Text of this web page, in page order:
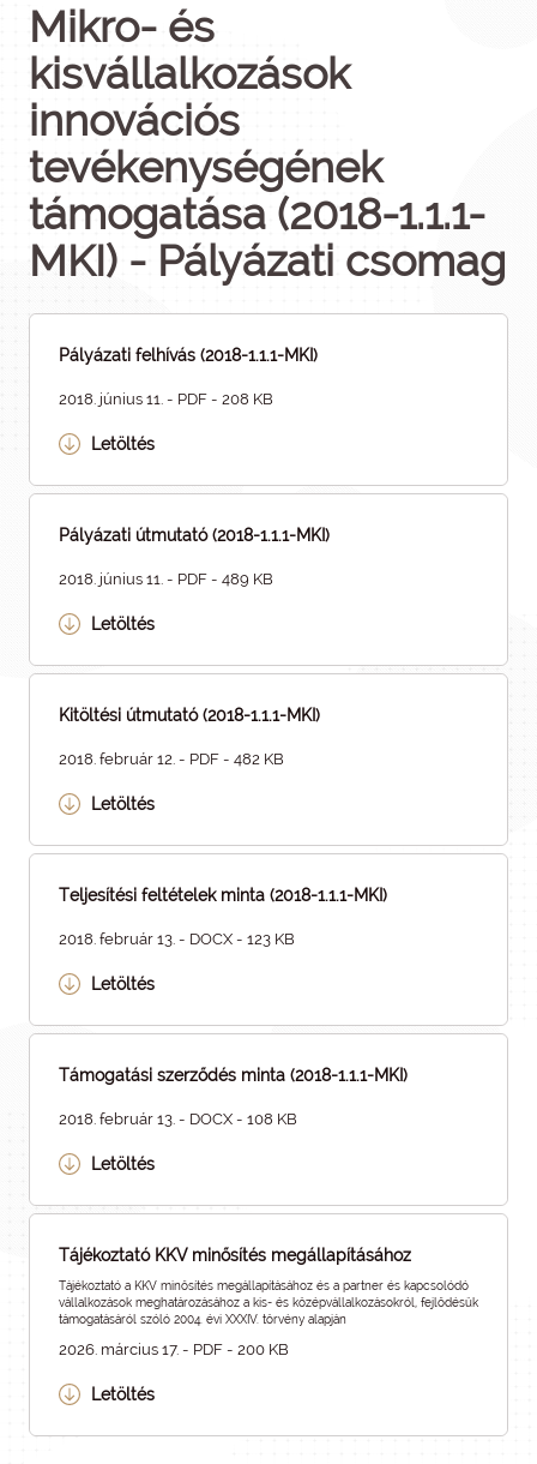
Mikro- és
kisvállalkozások
innovációs
tevékenységének
támogatása (2018-1.1.1-
MKI) - Pályázati csomag
Pályázati felhívás (2018-1.1.1-MKI)
2018. június 11. - PDF - 208 KB
Letöltés
Pályázati útmutató (2018-1.1.1-MKI)
2018. június 11. - PDF - 489 KB
Letöltés
Kitöltési útmutató (2018-1.1.1-MKI)
2018. február 12. - PDF - 482 KB
Letöltés
Teljesítési feltételek minta (2018-1.1.1-MKI)
2018. február 13. - DOCX - 123 KB
Letöltés
Támogatási szerződés minta (2018-1.1.1-MKI)
2018. február 13. - DOCX - 108 KB
Letöltés
Tájékoztató KKV minősítés megállapításához
Tájékoztató a KKV minősítés megállapításához és a partner és kapcsolódó
vállalkozások meghatározásához a kis- és középvállalkozásokról, fejlődésük
támogatásáról szóló 2004. évi XXXIV. törvény alapján
2026. március 17. - PDF - 200 KB
Letöltés